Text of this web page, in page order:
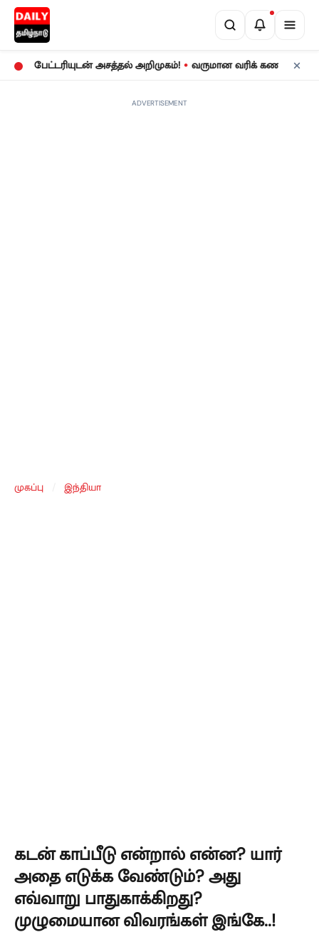
அசத்தல் அறிமுகம்! • வருமான வரிக் கணக்குத் தாக்கல்:
ADVERTISEMENT
முகப்பு இந்தியா
கடன் காப்பீடு என்றால் என்ன? யார்
அதை எடுக்க வேண்டும்? அது
எவ்வாறு பாதுகாக்கிறது?
முழுமையான விவரங்கள் இங்கே..!